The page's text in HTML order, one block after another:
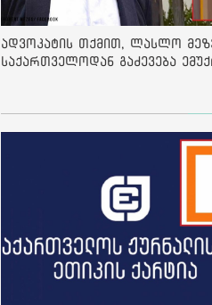
ადვოკატის თქმით, ლასლო
საქართველოდან გაძევება